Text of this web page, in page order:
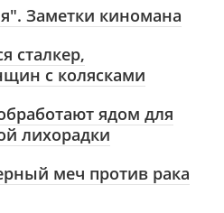
Заметки киномана
сталкер,
с колясками
ядом для
лихорадки
меч против рака